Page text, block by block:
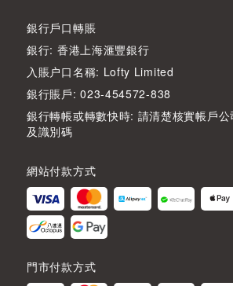
銀行戶口轉賬
銀行: 香港上海滙豐銀行
入賬户口名稱: Lofty Limited
銀行賬戶: 023-454572-838
銀行轉帳或轉數快時: 請清楚核實帳戶
及識別碼
網站付款方式
門市付款方式